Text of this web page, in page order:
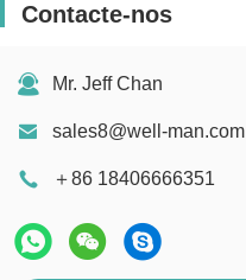
Contacte-nos
Mr. Jeff Chan
sales8@well-man.com
＋86 18406666351